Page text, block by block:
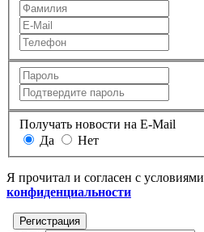
Получать новости на E-Mail
Да
Нет
Я прочитал и согласен с условиями
конфиденциальности